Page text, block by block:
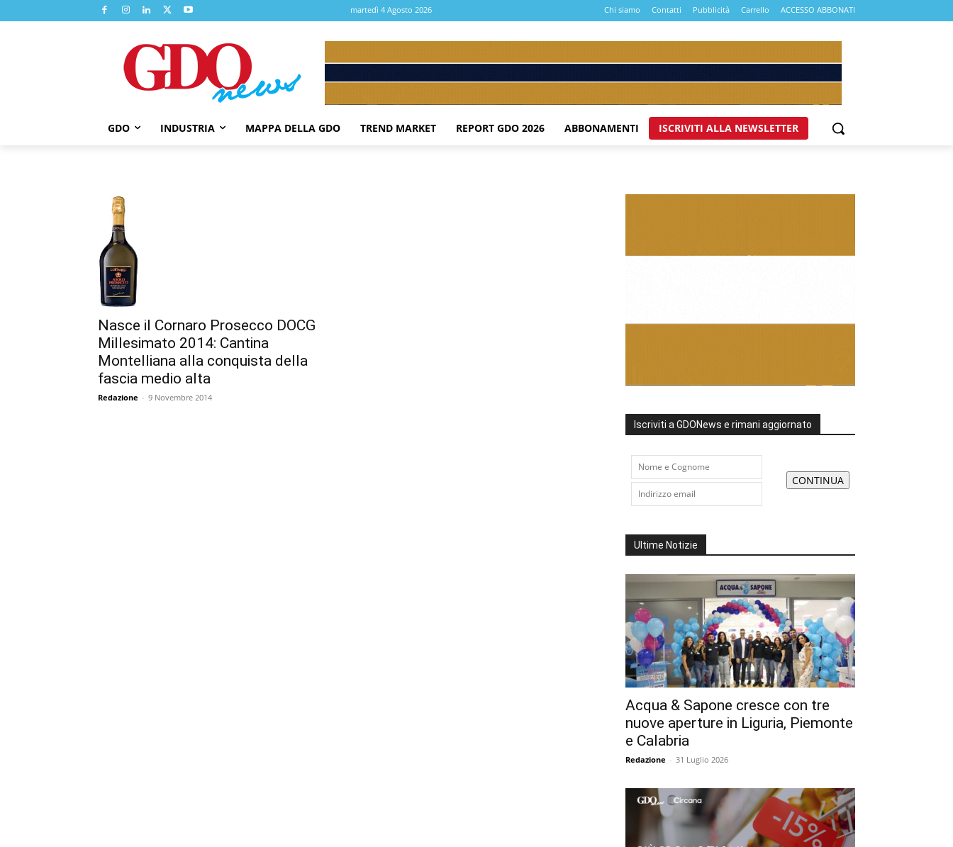
martedì 4 Agosto 2026 Chi siamo Contatti Pubblicità Carrello ACCESSO ABBONATI
GDO INDUSTRIA MAPPA DELLA GDO TREND MARKET REPORT GDO 2026 ABBONAMENTI ISCRIVITI ALLA NEWSLETTER
Nasce il Cornaro Prosecco DOCG
Millesimato 2014: Cantina
Montelliana alla conquista della
fascia medio alta
Redazione - 9 Novembre 2014
Iscriviti a GDONews e rimani aggiornato
Ultime Notizie
Acqua & Sapone cresce con tre
nuove aperture in Liguria, Piemonte
e Calabria
Redazione - 31 Luglio 2026